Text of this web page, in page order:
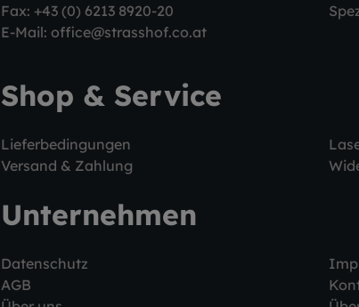
Fax: +43 (0) 6213 8920-20
E-Mail: office@strasshof.co.at
Shop & Service
Lieferbedingungen
Versand & Zahlung
Unternehmen
Datenschutz
AGB